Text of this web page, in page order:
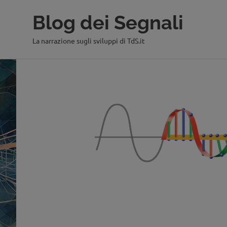
Salta
contenuto
Blog dei Segnali
La narrazione sugli sviluppi di TdS.it